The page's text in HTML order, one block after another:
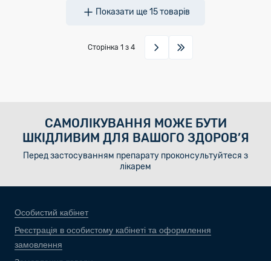
Показати ще15товарів
Сторінка 1 з 4
САМОЛІКУВАННЯ МОЖЕ БУТИ
ШКІДЛИВИМ ДЛЯ ВАШОГО ЗДОРОВ’Я
Перед застосуванням препарату проконсультуйтеся з
лікарем
Особистий кабінет
Реєстрація в особистому кабінеті та оформлення
замовлення